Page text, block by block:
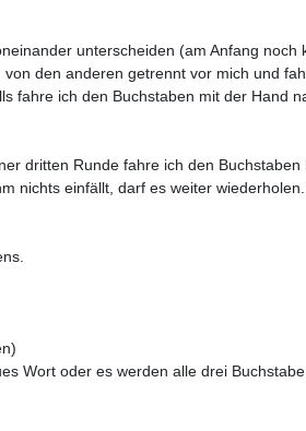
unterscheiden (am Anfang
den anderen getrennt vor mich und
fahre ich den Buchstaben mit der Hand
dritten Runde fahre ich den
nichts einfällt, darf es weiter
Wort oder es werden alle drei